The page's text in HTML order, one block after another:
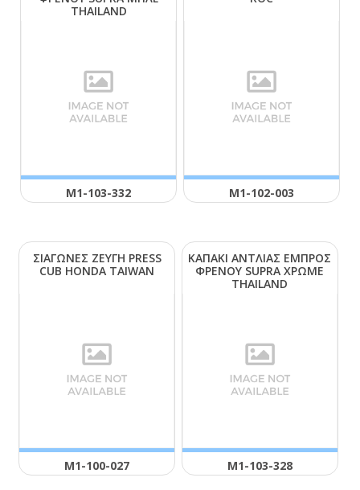
ΤΗΑΙLΑΝD
Μ1-103-332 Μ1-102-003
ΣΙΑΓΩΝΕΣ ΖΕΥΓΗ ΡRΕSS
CUΒ ΗΟΝDΑ ΤΑΙWΑΝ
Μ1-100-027
ΚΑΠΑΚΙ ΑΝΤΛΙΑΣ ΕΜΠΡΟΣ
ΦΡΕΝΟΥ SUΡRΑ ΧΡΩΜΕ
ΤΗΑΙLΑΝD
Μ1-103-328